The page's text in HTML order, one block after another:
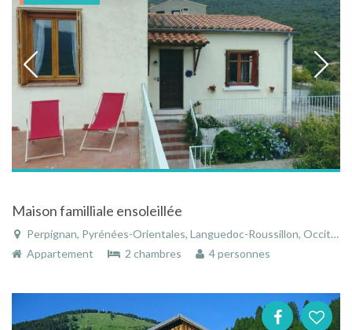
Maison familliale ensoleillée
Perpignan, Pyrénées-Orientales, Languedoc-Roussillon, Occitanie, France
Appartement
2 chambres 4 personnes